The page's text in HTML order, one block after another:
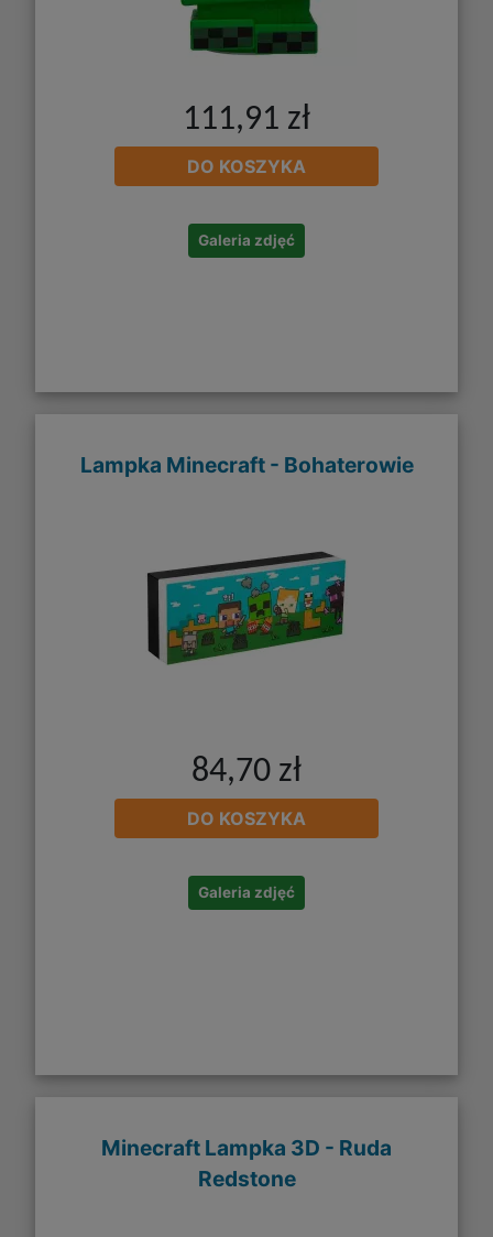
111,91 zł
DO KOSZYKA
Galeria zdjęć
Lampka Minecraft - Bohaterowie
84,70 zł
DO KOSZYKA
Galeria zdjęć
Minecraft Lampka 3D - Ruda
Redstone